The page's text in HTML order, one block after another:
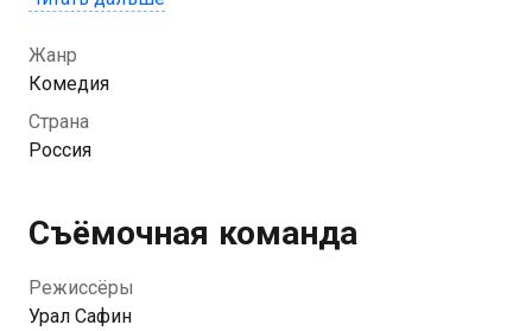
невозможно избавиться. Когда глава семейства
Михаил пытается прибегнуть к радикальному
решению проблемы, его ударяет током, и с этого
момента он начинает понимать все, что говорит кот.
Мягковых.
Жанр
Комедия
Страна
Россия
Съёмочная команда
Режиссёры
Урал Сафин